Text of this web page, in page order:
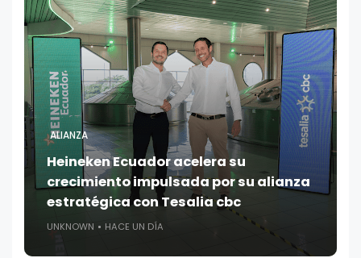
ALIANZA
Heineken Ecuador acelera su
crecimiento impulsada por su alianza
estratégica con Tesalia cbc
UNKNOWN HACE UN DÍA